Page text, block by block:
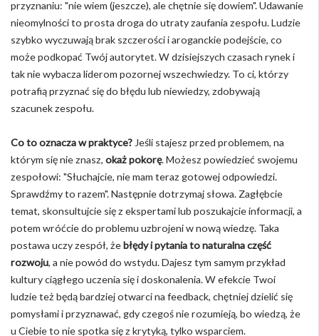
przyznaniu: "nie wiem (jeszcze), ale chętnie się dowiem". Udawanie
nieomylności to prosta droga do utraty zaufania zespołu. Ludzie
szybko wyczuwają brak szczerości i aroganckie podejście, co
może podkopać Twój autorytet. W dzisiejszych czasach rynek i
tak nie wybacza liderom pozornej wszechwiedzy. To ci, którzy
potrafią przyznać się do błędu lub niewiedzy, zdobywają
szacunek zespołu.
Co to oznacza w praktyce? Jeśli stajesz przed problemem, na
którym się nie znasz, okaż pokorę. Możesz powiedzieć swojemu
zespołowi: "Słuchajcie, nie mam teraz gotowej odpowiedzi.
Sprawdźmy to razem". Następnie dotrzymaj słowa. Zagłębcie
temat, skonsultujcie się z ekspertami lub poszukajcie informacji, a
potem wróćcie do problemu uzbrojeni w nową wiedzę. Taka
postawa uczy zespół, żebłędy i pytania to naturalna część
rozwoju, a nie powód do wstydu. Dajesz tym samym przykład
kultury ciągłego uczenia się i doskonalenia. W efekcie Twoi
ludzie też będą bardziej otwarci na feedback, chętniej dzielić się
pomysłami i przyznawać, gdy czegoś nie rozumieją, bo wiedzą, że
u Ciebie to nie spotka się z krytyką, tylko wsparciem.